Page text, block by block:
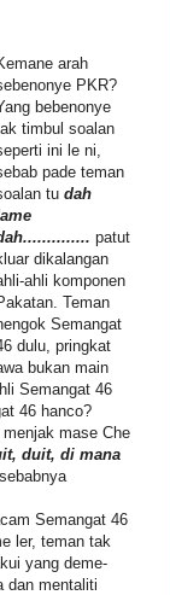
arah
PKR?
bebenonye
timbul soalan
ini le ni,
pade teman
tu dah
patut
dikalangan
ahli komponen
Teman
Semangat
dulu, pringkat
bukan main
Semangat 46
46 hanco?
mase Che
duit, di mana
Semangat 46
ler, teman tak
yang deme-
dan mentaliti